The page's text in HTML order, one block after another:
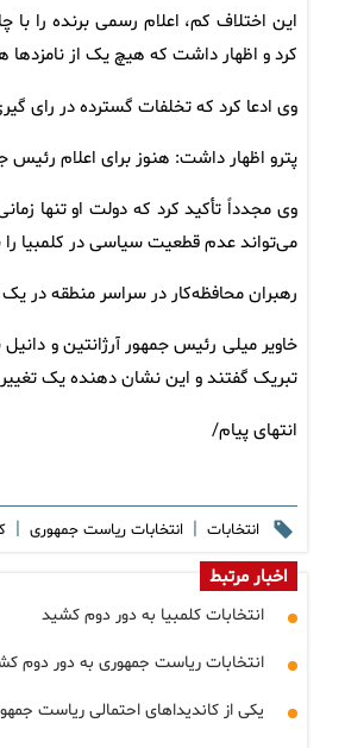
این اختلاف کم، اعلام رسمی برنده را
کرد و اظهار داشت که هیچ یک از نامزدها
وی ادعا کرد که تخلفات گسترده در رای
پترو اظهار داشت: هنوز برای اعلام
وی مجدداً تأکید کرد که دولت او تنها
می‌تواند عدم قطعیت سیاسی در کلمبیا را
رهبران محافظه‌کار در سراسر منطقه در
خاویر میلی رئیس جمهور آرژانتین و
تبریک گفتند و این نشان دهنده یک
انتهای پیام/
انتخابات | انتخابات ریاست جمهوری |
اخبار مرتبط
انتخابات کلمبیا به دور دوم کشید
انتخابات ریاست جمهوری به دور دوم
یکی از کاندیداهای احتمالی ریاست